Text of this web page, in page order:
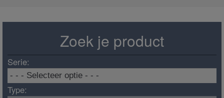
Zoek je product
Serie:
Type: